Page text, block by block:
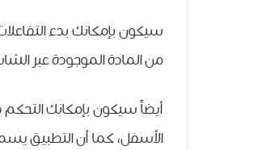
سيكون بإمكانك بدء
ﻣﻦ ﺍﻟﻤﺎﺩﺓ ﺍﻟﻤﻮﺟﻮﺩﺓ ﻋﺒﺮ
أيضاً سيكون بإمكانك ﺍﻟﺘﺤﻜﻢ
ﺍﻷﺳﻔﻞ، ﻛﻤﺎ ﺃﻥ ﺍﻟﺘﻄﺒﻴﻖ ﻳﺴﻤﺢ